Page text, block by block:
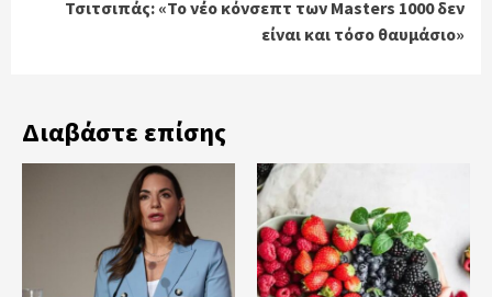
Τσιτσιπάς: «Το νέο κόνσεπτ των Masters 1000 δεν
είναι και τόσο θαυμάσιο»
Διαβάστε επίσης